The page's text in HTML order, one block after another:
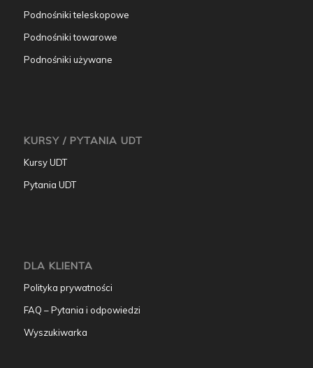
Podnośniki teleskopowe
Podnośniki towarowe
Podnośniki używane
KURSY / PYTANIA UDT
Kursy UDT
Pytania UDT
DLA KLIENTA
Polityka prywatności
FAQ – Pytania i odpowiedzi
Wyszukiwarka